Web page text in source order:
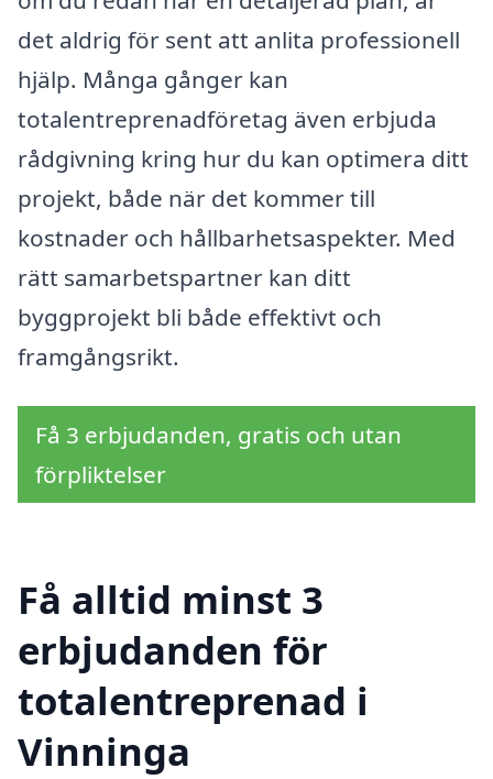
det aldrig för sent att anlita professionell
hjälp. Många gånger kan
totalentreprenadföretag även erbjuda
rådgivning kring hur du kan optimera ditt
projekt, både när det kommer till
kostnader och hållbarhetsaspekter. Med
rätt samarbetspartner kan ditt
byggprojekt bli både effektivt och
framgångsrikt.
Få 3 erbjudanden, gratis och utan
förpliktelser
Få alltid minst 3
erbjudanden för
totalentreprenad i
Vinninga